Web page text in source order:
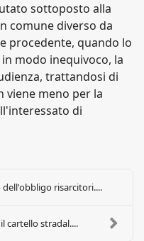
sottoposto alla
comune diverso da
procedente, quando lo
modo inequivoco, la
trattandosi di
viene meno per la
di
risarcitori....
cartello stradal....